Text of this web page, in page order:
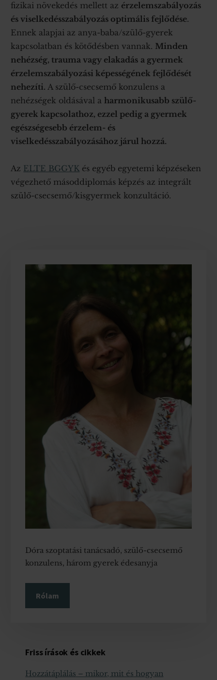
fizikai növekedés mellett az érzelemszabályozás
és viselkedésszabályozás optimális fejlődése.
Ennek alapjai az anya-baba/szülő-gyerek
kapcsolatban és kötődésben vannak. Minden
nehézség, trauma vagy elakadás a gyermek
érzelemszabályozási képességének fejlődését
nehezíti. A szülő-csecsemő konzulens a
nehézségek oldásával aharmonikusabb szülő-
gyerek kapcsolathoz, ezzel pedig a gyermek
egészségesebb érzelem- és
viselkedésszabályozásához járul hozzá.
Az ELTE BGGYK és egyéb egyetemi képzéseken
végezhető másoddiplomás képzés az integrált
szülő-csecsemő/kisgyermek konzultáció.
oldalsáv
Dóra szoptatási tanácsadó, szülő-csecsemő
konzulens, három gyerek édesanyja
Rólam
Friss írások és cikkek
Hozzátáplálás – mikor, mit és hogyan